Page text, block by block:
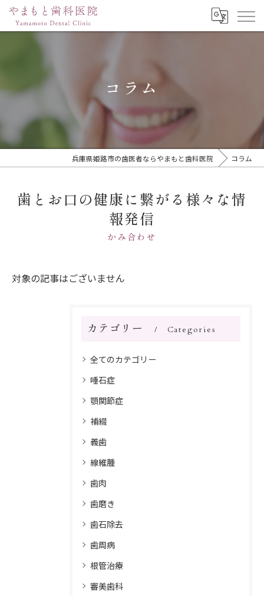
コラム
兵庫県姫路市の歯医者ならやまもと歯科医院 コラム
歯とお口の健康に繋がる様々な情
報発信
かみ合わせ
対象の記事はございません
カテゴリー Categories
全てのカテゴリー
唾石症
顎関節症
補綴
義歯
線維腫
歯肉
歯磨き
歯石除去
歯周病
根管治療
審美歯科